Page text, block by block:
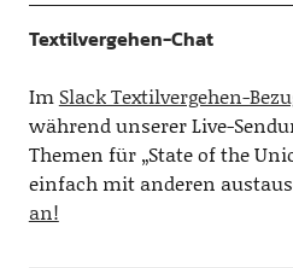
Textilvergehen-Chat
Im Slack Textilvergehen-
während unserer Live-
Themen für „State of the
einfach mit anderen
an!